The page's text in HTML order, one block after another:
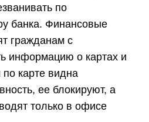
по
банка. Финансовые
гражданам с
информацию о картах и
по карте видна
ее блокируют, а
только в офисе